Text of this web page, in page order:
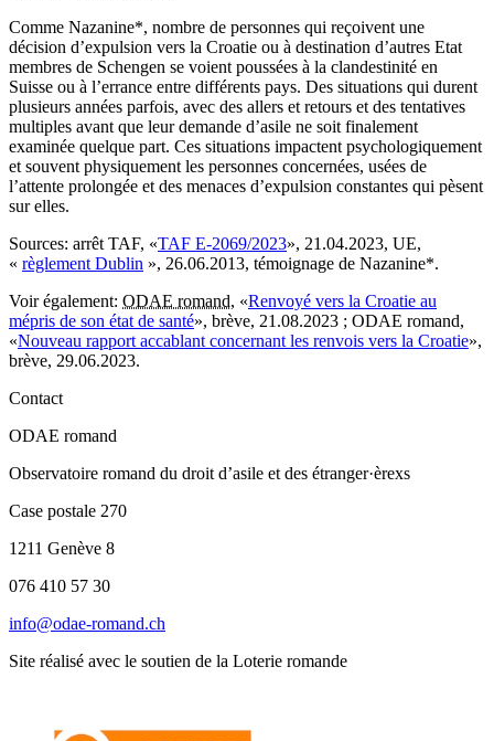
Comme Nazanine*, nombre de personnes qui reçoivent une
décision d’expulsion vers la Croatie ou à destination d’autres Etat
membres de Schengen se voient poussées à la clandestinité en
Suisse ou à l’errance entre différents pays. Des situations qui durent
plusieurs années parfois, avec des allers et retours et des tentatives
multiples avant que leur demande d’asile ne soit finalement
examinée quelque part. Ces situations impactent psychologiquement
et souvent physiquement les personnes concernées, usées de
l’attente prolongée et des menaces d’expulsion constantes qui pèsent
sur elles.
Sources: arrêt TAF, «TAF E-2069/2023», 21.04.2023, UE,
« règlement Dublin », 26.06.2013, témoignage de Nazanine*.
Voir également: ODAE romand, «Renvoyé vers la Croatie au
mépris de son état de santé», brève, 21.08.2023 ; ODAE romand,
«Nouveau rapport accablant concernant les renvois vers la Croatie»,
brève, 29.06.2023.
Contact
ODAE romand
Observatoire romand du droit d’asile et des étranger·èrexs
Case postale 270
1211 Genève 8
076 410 57 30
info@odae-romand.ch
Site réalisé avec le soutien de la Loterie romande